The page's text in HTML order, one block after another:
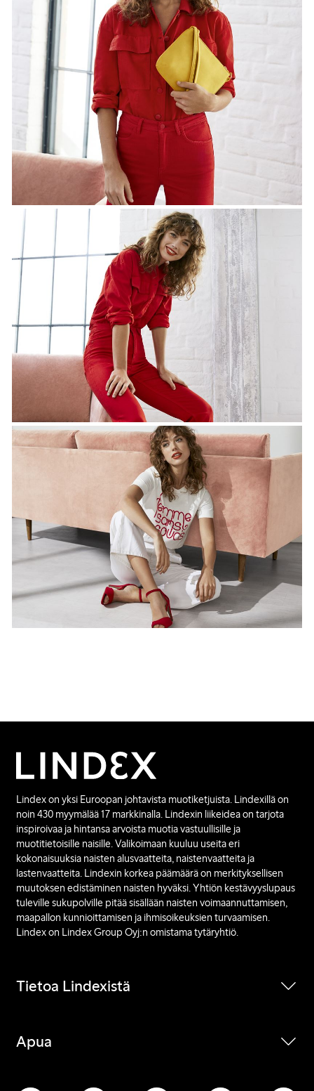
Lindex on yksi Euroopan johtavista muotiketjuista. Lindexillä on
noin 430 myymälää 17 markkinalla. Lindexin liikeidea on tarjota
inspiroivaa ja hintansa arvoista muotia vastuullisille ja
muotitietoisille naisille. Valikoimaan kuuluu useita eri
kokonaisuuksia naisten alusvaatteita, naistenvaatteita ja
lastenvaatteita. Lindexin korkea päämäärä on merkityksellisen
muutoksen edistäminen naisten hyväksi. Yhtiön kestävyyslupaus
tuleville sukupolville pitää sisällään naisten voimaannuttamisen,
maapallon kunnioittamisen ja ihmisoikeuksien turvaamisen.
Lindex on Lindex Group Oyj:n omistama tytäryhtiö.
Tietoa Lindexistä
Apua